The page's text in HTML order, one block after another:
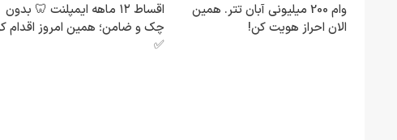
وام 200 میلیونی آبان تتر. همین
الان احراز هویت کن!
اقساط ۱۲ ماهه ایمپلنت 🦷 بدون
چک و ضامن؛ همین امروز اقدام
✅